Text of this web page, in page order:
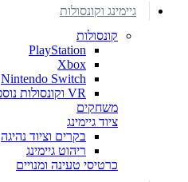
גיימינג וקונסולות
קונסולות
PlayStation
Xbox
Nintendo Switch
VR וקונסולות נוספות
משחקים
ציוד גיימינג
בקרים וציוד נהיגה
ריהוט גיימינג
כרטיסי טעינה ומנויים